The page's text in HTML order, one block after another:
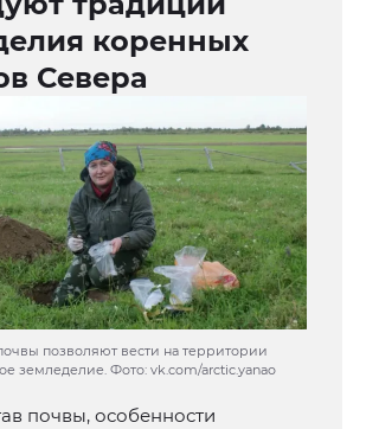
коренных
Севера
позволяют вести на территории
земледелие. Фото: vk.com/arctic.yanao
почвы, особенности